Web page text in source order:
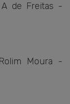
A de Freitas -
Moura -